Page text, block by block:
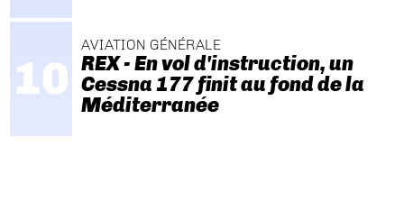
AVIATION GÉNÉRALE
REX - En vol d'instruction, un
Cessna 177 finit au fond de la
Méditerranée